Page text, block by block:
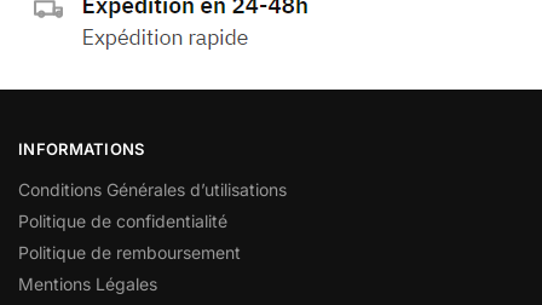
INFORMATIONS
Conditions Générales d’utilisations
Politique de confidentialité
Politique de remboursement
Mentions Légales